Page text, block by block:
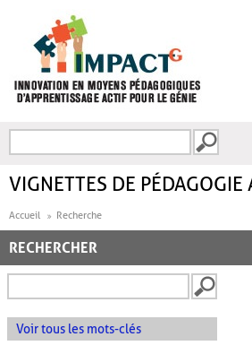
FORMULAIRE DE
VIGNETTES DE PÉDAGOGIE
Accueil Recherche
RECHERCHER
Voir tous les mots-clés